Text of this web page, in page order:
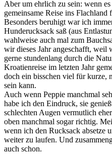
Aber um ehrlich zu sein: wenn
gemeinsame Reise ins
Besonders beruhigt war ich
Hunderucksack saß (aus
wahlweise auch mal zum
wir dieses Jahr angeschafft,
gerne stundenlang durch die
Kroatienreise im letzten Jahr
doch ein bisschen viel für kurze,
sein kann.
Auch wenn Peppie manchmal
habe ich den Eindruck, sie
schlechten Augen vermutlich
oben manchmal sogar richtig.
wenn ich den Rucksack absetze
weiter zu laufen. Und
auch schon.